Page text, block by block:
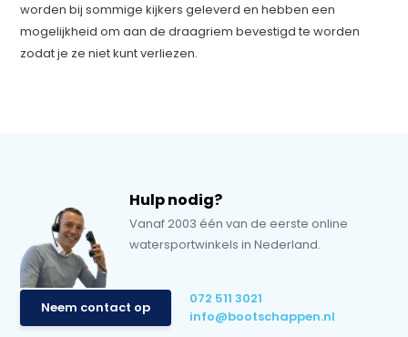
worden bij sommige kijkers geleverd en hebben een
mogelijkheid om aan de draagriem bevestigd te worden
zodat je ze niet kunt verliezen.
Hulp nodig?
Vanaf 2003 één van de eerste online
watersportwinkels in Nederland.
Neem contact op
072 511 3021
info@bootschappen.nl